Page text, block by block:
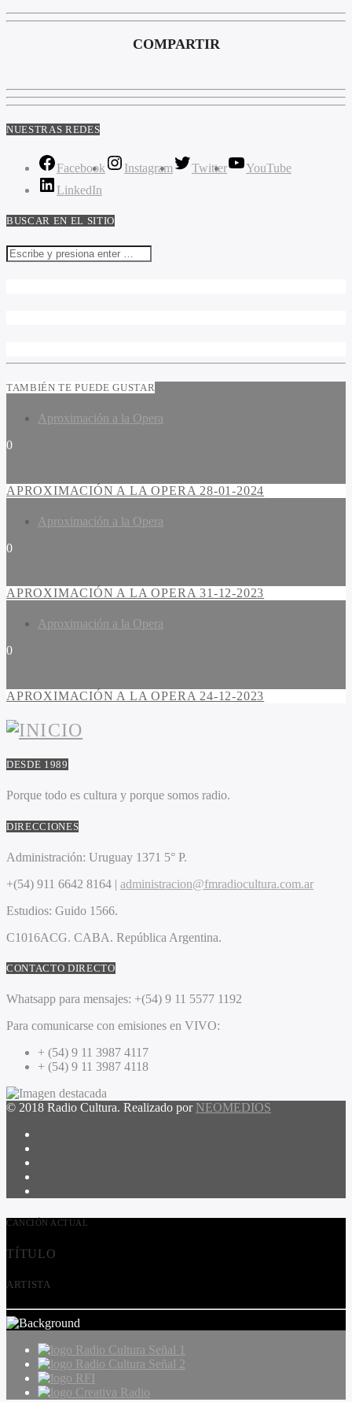
COMPARTIR
NUESTRAS REDES
Facebook Instagram Twitter
YouTube
LinkedIn
BUSCAR EN EL SITIO
TAMBIÉN TE PUEDE GUSTAR
Aproximación a la Opera
0
APROXIMACIÓN A LA OPERA 28-01-2024
Aproximación a la Opera
0
APROXIMACIÓN A LA OPERA 31-12-2023
Aproximación a la Opera
0
APROXIMACIÓN A LA OPERA 24-12-2023
DESDE 1989
Porque todo es cultura y porque somos radio.
DIRECCIONES
Administración: Uruguay 1371 5° P.
+(54) 911 6642 8164 | administracion@fmradiocultura.com.ar
Estudios: Guido 1566.
C1016ACG. CABA. República Argentina.
CONTACTO DIRECTO
Whatsapp para mensajes: +(54) 9 11 5577 1192
Para comunicarse con emisiones en VIVO:
+ (54) 9 11 3987 4117
+ (54) 9 11 3987 4118
© 2018 Radio Cultura. Realizado por NEOMEDIOS
CANCIÓN ACTUAL
TÍTULO
ARTISTA
Radio Cultura Señal 1
Radio Cultura Señal 2
RFI
Creativa Radio